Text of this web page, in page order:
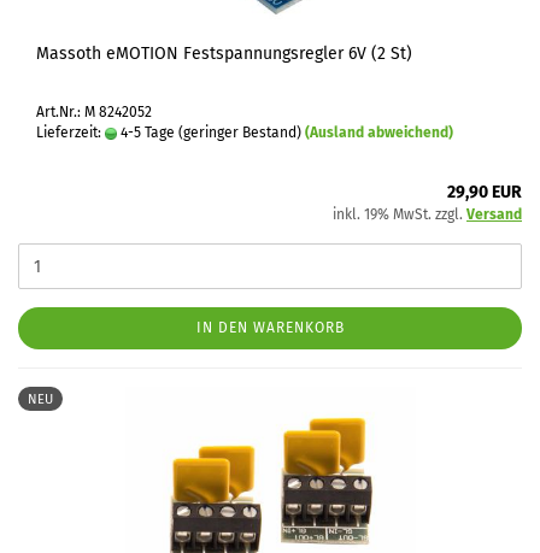
Massoth eMOTION Festspannungsregler 6V (2 St)
Art.Nr.: M 8242052
Lieferzeit:
4-5 Tage (geringer Bestand) (Ausland abweichend)
29,90 EUR
inkl. 19% MwSt. zzgl. Versand
IN DEN WARENKORB
NEU